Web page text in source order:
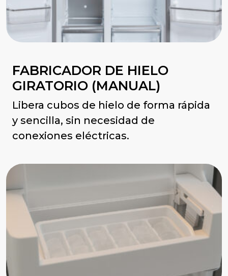
FABRICADOR DE HIELO
GIRATORIO (MANUAL)
Libera cubos de hielo de forma rápida
y sencilla, sin necesidad de
conexiones eléctricas.